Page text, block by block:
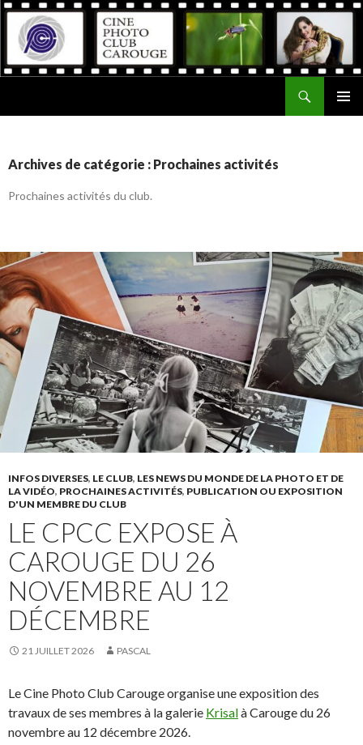
Archives de catégorie : Prochaines activités
Prochaines activités du club.
INFOS DIVERSES, LE CLUB, LES NEWS DU MONDE DE LA PHOTO ET DE
LA VIDÉO, PROCHAINES ACTIVITÉS, PUBLICATION OU EXPOSITION
D'UN MEMBRE DU CLUB
LE CPCC EXPOSE À
CAROUGE DU 26
NOVEMBRE AU 12
DÉCEMBRE
21 JUILLET 2026 PASCAL
Le Cine Photo Club Carouge organise une exposition des
travaux de ses membres à la galerie Krisalà Carouge du 26
novembre au 12 décembre 2026.